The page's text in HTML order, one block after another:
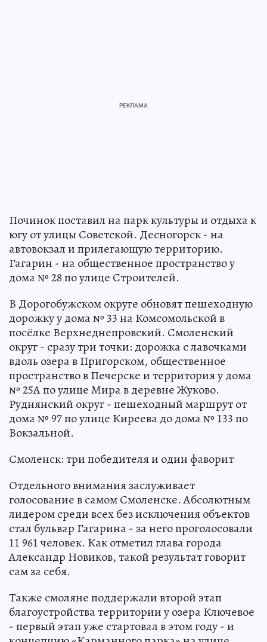
Починок поставил на парк культуры и отдыха к
югу от улицы Советской. Десногорск - на
автовокзал и прилегающую территорию.
Гагарин - на общественное пространство у
дома № 28 по улице Строителей.
В Дорогобужском округе обновят пешеходную
дорожку у дома № 33 на Комсомольской в
посёлке Верхнеднепровский. Смоленский
округ - сразу три точки: дорожка с лавочками
вдоль озера в Пригорском, общественное
пространство в Печерске и территория у дома
№ 25А по улице Мира в деревне Жуково.
Руднянский округ - пешеходный маршрут от
дома № 97 по улице Киреева до дома № 133 по
Вокзальной.
Смоленск: три победителя и один фаворит
Отдельного внимания заслуживает
голосование в самом Смоленске. Абсолютным
лидером среди всех без исключения объектов
стал бульвар Гагарина - за него проголосовали
11 961 человек. Как отметил глава города
Александр Новиков, такой результат говорит
сам за себя.
Также смоляне поддержали второй этап
благоустройства территории у озера Ключевое
- первый этап уже стартовал в этом году - и